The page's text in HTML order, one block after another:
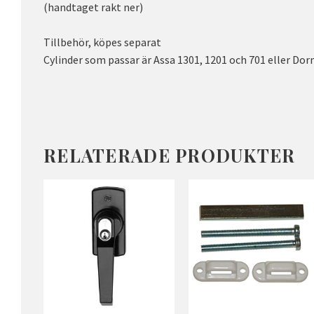
(handtaget rakt ner)
Tillbehör, köpes separat
Cylinder som passar är Assa 1301, 1201 och 701 eller
RELATERADE PRODUKTER